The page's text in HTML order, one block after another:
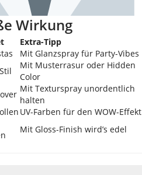
Wirkung
Extra-Tipp
Mit Glanzspray für Party-Vibes
Mit Musterrasur oder Hidden
Color
Mit Texturspray unordentlich
halten
UV-Farben für den WOW-Effekt
Mit Gloss-Finish wird’s edel